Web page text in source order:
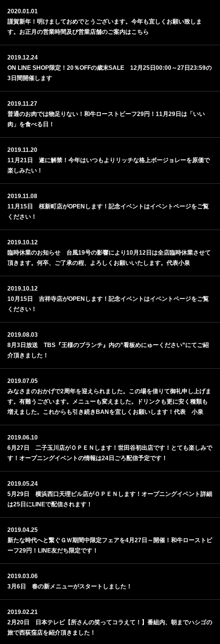
2020.01.01
謹賀新年！明けましておめでとうございます。今年も宜しくお願い致しま
す。お正月の営業時間及び営業店舗のご案内はこちら
2019.12.24
ON LINE SHOP限定！20％OFFの歳末SALE 12月25日00:00～27日23:59の
3日間開催します
2019.11.27
普通のお肉では物足りない！和牛ローストビーフ29円！11月29日は「いい
肉」を食べる日！
2019.11.20
11月21日 遂に解禁！今年はいつもよりリッチな格上ボージョレーを原価で
楽しみたい！
2019.11.08
11月15日 桜新町店がOPENします！記念イベントはイベントページをご覧
ください！
2019.10.12
臨時休業のお知らせ 台風19号の影響により10月12日は全店臨時休業させて
頂きます。何卒、ご了承の程、よろしくお願いいたします。代表小泉
2019.10.12
10月15日 吉祥寺店がOPENします！記念イベントはイベントページをご覧
ください！
2019.08.03
8月3日放送 TBS『王様のブランチ』内の”看板めにゅーください”にてご紹
介頂きました！
2019.07.05
みなさまのおかげで2周年を迎えられました。この場を借りて御礼申し上げま
す。有難うございます。メニューも変えました。ドリンクも更に安く種類も
増えました。これからも引き続きBANを宜しくお願いします！代表 小泉
2019.06.10
6月27日 二子玉川店がＯＰＥＮします！世田谷初出店です！とても楽しみで
す！オープニングイベントの情報は24日ごろ配信予定です！
2019.05.24
5月29日 横浜西口天理ビル店がＯＰＥＮします！オープニングイベント詳細
は25日にLINEで配信されます！
2019.04.25
新たな時代へと繋ぐＧＷ期間中限定フェアを4月27日～開催！和牛ローストビ
ーフ29円！LINE友だち限定です！
2019.03.06
3月6日 春の新メニューがスタートしました！
2019.02.21
2月20日 日本テレビ【所さんの笑ってコラえて！】番組内、朝までハシゴの
旅で西荻窪店を紹介頂きました！